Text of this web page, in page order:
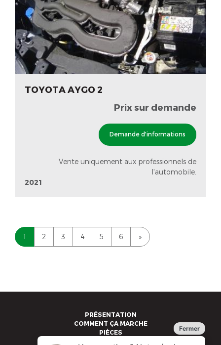
TOYOTA AYGO 2
Prix sur demande
Demande d'informations
Vente uniquement aux professionnels de
l'automobile.
2021
1 2 3 4 5 6 »
PRÉSENTATION
COMMENT ÇA MARCHE
PIÈCES